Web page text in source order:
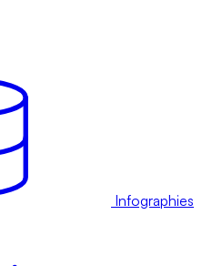
Infographies